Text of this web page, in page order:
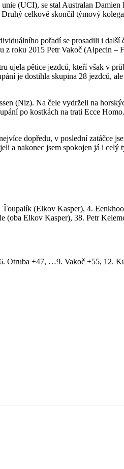
(UCI), se stal Australan
celkově skončil týmový
pořadí se prosadili i
z roku 2015 Petr Vakoč (Alpecin –
ujela pětice jezdců, kteří však v
je dostihla skupina 28 jezdců,
(Niz). Na čele vydrželi na
po kostkách na trati Ecce
dopředu, v poslední zatáčce
a nakonec jsem spokojen já i
(Elkov Kasper), 4.
Elkov Kasper), 38. Petr
+47, …9. Vakoč +55, 12.